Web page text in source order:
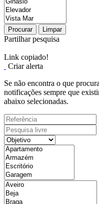
Procurar Limpar
Partilhar pesquisa
Link copiado!
Criar alerta
Se não encontra o que
notificações sempre que
abaixo selecionadas.